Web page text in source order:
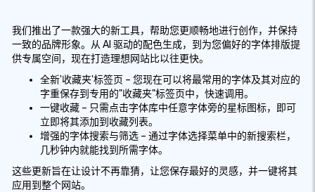
我们推出了一款强大的新工具，帮助您更顺畅地进行创作，并保持
一致的品牌形象。从 AI 驱动的配色生成，到为您偏好的字体排版提
供专属空间，现在打造理想网站比以往更快。
全新'收藏夹'标签页 – 您现在可以将最常用的字体及其对应的
字重保存到专用的"收藏夹"标签页中，快速调用。
一键收藏 – 只需点击字体库中任意字体旁的星标图标，即可
立即将其添加到收藏列表。
增强的字体搜索与筛选 – 通过字体选择菜单中的新搜索栏，
几秒钟内就能找到所需字体。
这些更新旨在让设计不再靠猜，让您保存最好的灵感，并一键将其
应用到整个网站。